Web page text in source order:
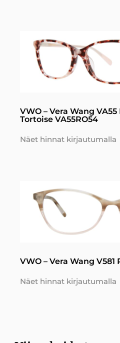
VWO – Vera Wang VA55
Tortoise VA55RO54
Näet hinnat kirjautumalla
VWO – Vera Wang V581
Näet hinnat kirjautumalla